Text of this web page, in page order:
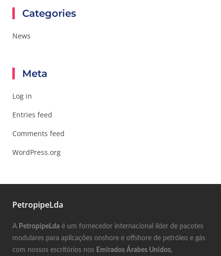
Categories
News
Meta
Log in
Entries feed
Comments feed
WordPress.org
PetropipeLda
A PetropipeLda é um fornecedor internacional líder de pacotes
modulares para aplicações onshore e offshore de petróleo e gás
com nossos escritórios nos Emirados Árabes Unidos,